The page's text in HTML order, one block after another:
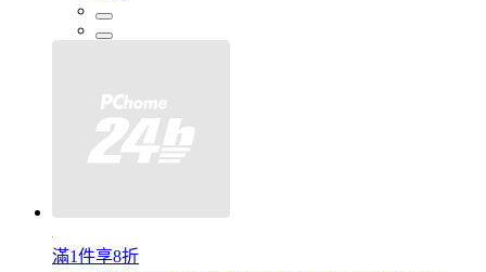
滿1件享8折